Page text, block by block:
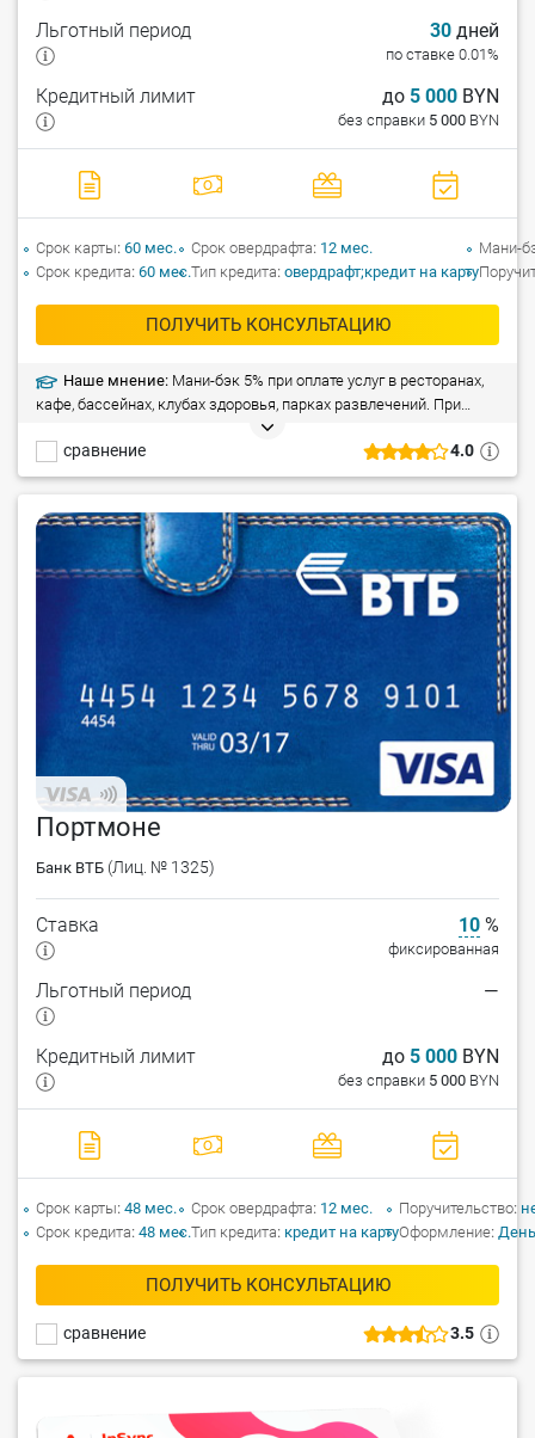
4.0
сравнение
Льготный период 30 дней
по ставке 0.01%
Кредитный лимит до 5 000 BYN
без справки 5 000 BYN
ПОЛУЧИТЬ КОНСУЛЬТАЦИЮ
Срок карты 60 мес.
Срок кредита 60 мес.
Срок овердрафта 12 мес.
Тип кредита овердрафт;кредит на карту
Мани-
Наше мнение: Мани-бэк 5% при оплате услуг в ресторанах,
кафе, бассейнах, клубах здоровья, парках развлечений. При
расчетах в гипермаркетах, на заправках сумма возврата
составляет 3%, в иных категориях – 0,5%.
Портмоне
Банк ВТБ (Лиц. № 1325)
3.5
сравнение
Ставка 10 %
фиксированная
Льготный период —
Кредитный лимит до 5 000 BYN
без справки 5 000 BYN
ПОЛУЧИТЬ КОНСУЛЬТАЦИЮ
Срок карты 48 мес.
Срок кредита 48 мес.
Срок овердрафта 12 мес.
Тип кредита кредит на карту
Поручительство
Оформление